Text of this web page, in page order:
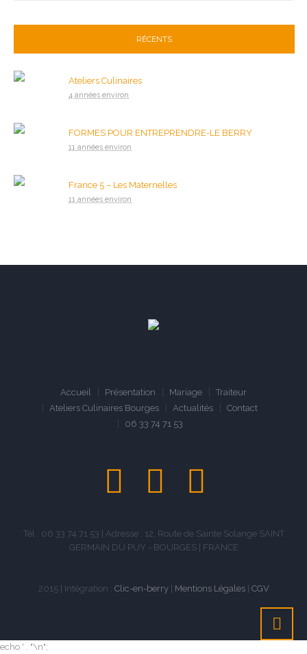
RÉCENTS
Ateliers Culinaires
4 années environ
FORMES POUR ENTREPRENDRE-LE BERRY
11 années environ
France 5 – Les Maternelles
11 années environ
Accueil Présentation Mariage
Traiteur
Ateliers Culinaires Bourges
Actualités
Contact
06 33 74 71 53
Tél : 06 33 74 71 53 | Adresse : 12, Route de Sainte Solange SAINT
GERMAIN DU PUY - BOURGES | FRANCE
2015 | Intégration : Clic-en-berry| Mentions Légales| CGV
echo ' . "\n";